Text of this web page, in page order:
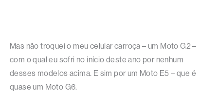
Mas não troquei o meu celular carroça – um Moto G2 –
com o qual eu sofri no início deste ano por nenhum
desses modelos acima. E sim por um Moto E5 – que é
quase um Moto G6.